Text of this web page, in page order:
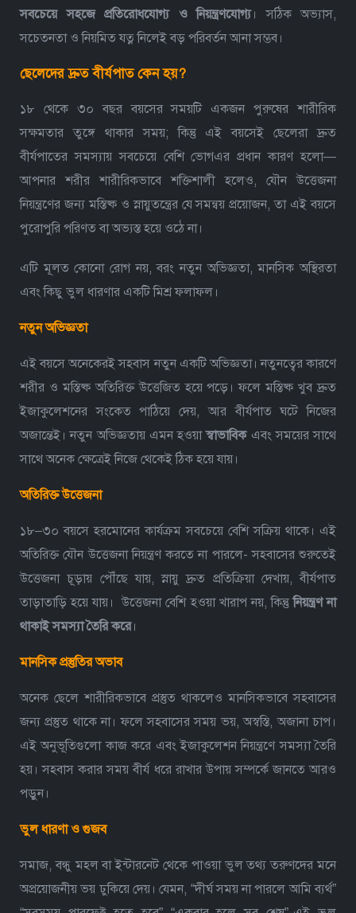
সবচেয়ে সহজে প্রতিরোধযোগ্য ও নিয়ন্ত্রণযোগ্য। সঠিক অভ্যাস,
সচেতনতা ও নিয়মিত যত্ন নিলেই বড় পরিবর্তন আনা সম্ভব।
ছেলেদের দ্রুত বীর্যপাত কেন হয়?
১৮ থেকে ৩০ বছর বয়সের সময়টি একজন পুরুষের শারীরিক
সক্ষমতার তুঙ্গে থাকার সময়; কিন্তু এই বয়সেই ছেলেরা দ্রুত
বীর্যপাতের সমস্যায় সবচেয়ে বেশি ভোগএর প্রধান কারণ হলো—
আপনার শরীর শারীরিকভাবে শক্তিশালী হলেও, যৌন উত্তেজনা
নিয়ন্ত্রণের জন্য মস্তিষ্ক ও স্নায়ুতন্ত্রের যে সমন্বয় প্রয়োজন, তা এই বয়সে
পুরোপুরি পরিণত বা অভ্যস্ত হয়ে ওঠে না।
এটি মূলত কোনো রোগ নয়, বরং নতুন অভিজ্ঞতা, মানসিক অস্থিরতা
এবং কিছু ভুল ধারণার একটি মিশ্র ফলাফল।
নতুন অভিজ্ঞতা
এই বয়সে অনেকেরই সহবাস নতুন একটি অভিজ্ঞতা। নতুনত্বের কারণে
শরীর ও মস্তিষ্ক অতিরিক্ত উত্তেজিত হয়ে পড়ে। ফলে মস্তিষ্ক খুব দ্রুত
ইজাকুলেশনের সংকেত পাঠিয়ে দেয়, আর বীর্যপাত ঘটে নিজের
অজান্তেই। নতুন অভিজ্ঞতায় এমন হওয়াস্বাভাবিকএবং সময়ের সাথে
সাথে অনেক ক্ষেত্রেই নিজে থেকেই ঠিক হয়ে যায়।
অতিরিক্ত উত্তেজনা
১৮–৩০ বয়সে হরমোনের কার্যক্রম সবচেয়ে বেশি সক্রিয় থাকে। এই
অতিরিক্ত যৌন উত্তেজনা নিয়ন্ত্রণ করতে না পারলে-সহবাসের শুরুতেই
উত্তেজনা চূড়ায় পৌঁছে যায়, স্নায়ু দ্রুত প্রতিক্রিয়া দেখায়, বীর্যপাত
তাড়াতাড়ি হয়ে যায়। উত্তেজনা বেশি হওয়া খারাপ নয়, কিন্তুনিয়ন্ত্রণ না
থাকাই সমস্যা তৈরি করে।
মানসিক প্রস্তুতির অভাব
অনেক ছেলে শারীরিকভাবে প্রস্তুত থাকলেও মানসিকভাবে সহবাসের
জন্য প্রস্তুত থাকে না। ফলে সহবাসের সময় ভয়, অস্বস্তি, অজানা চাপ।
এই অনুভূতিগুলো কাজ করে এবং ইজাকুলেশন নিয়ন্ত্রণে সমস্যা তৈরি
হয়। সহবাস করার সময় বীর্য ধরে রাখার উপায় সম্পর্কে জানতে আরও
পড়ুন।
ভুল ধারণা ও গুজব
সমাজ, বন্ধু মহল বা ইন্টারনেট থেকে পাওয়া ভুল তথ্য তরুণদের মনে
অপ্রয়োজনীয় ভয় ঢুকিয়ে দেয়। যেমন, “দীর্ঘ সময় না পারলে আমি ব্যর্থ”